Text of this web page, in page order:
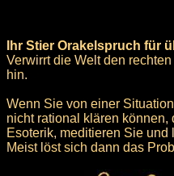
Ihr Stier Orakelspruch für
Verwirrt die Welt den
hin.
Wenn Sie von einer
nicht rational klären
Esoterik, meditieren Sie
Meist löst sich dann das